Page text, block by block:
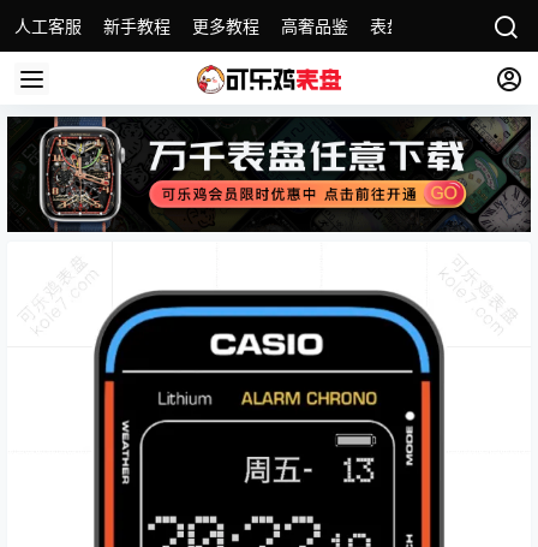
人工客服 新手教程 更多教程 高奢品鉴 表盘精选 名表故事